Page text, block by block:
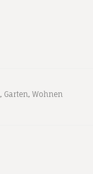
, Garten, Wohnen